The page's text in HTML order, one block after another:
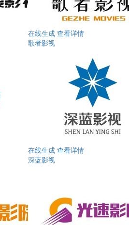
在线生成 查看详情
歌者影视
在线生成 查看详情
深蓝影视